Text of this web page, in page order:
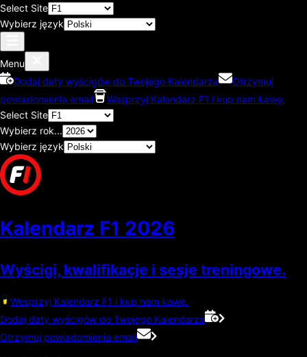
Select Site
Wybierz język
Menu
Dodaj daty wyścigów do Twojego Kalendarza
Otrzymuj
powiadomienia email
Wesprzyj Kalendarz F1 i kup nam kawę.
Select Site
Wybierz rok...
Wybierz język
Kalendarz F1 2026
Wyścigi, kwalifikacje i sesje treningowe.
Wesprzyj Kalendarz F1 i kup nam kawę.
Dodaj daty wyścigów do Twojego Kalendarza
Otrzymuj powiadomienia email